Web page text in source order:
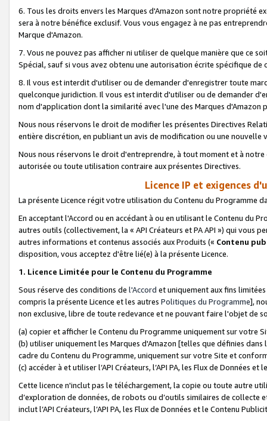
6. Tous les droits envers les Marques d'Amazon sont notre propriété
sera à notre bénéfice exclusif. Vous vous engagez à ne pas
Marque d'Amazon.
7. Vous ne pouvez pas afficher ni utiliser de quelque manière que ce
Spécial, sauf si vous avez obtenu une autorisation écrite spécifique de
8. Il vous est interdit d'utiliser ou de demander d'enregistrer toute
quelconque juridiction. Il vous est interdit d'utiliser ou de demander
nom d'application dont la similarité avec l'une des Marques
Nous nous réservons le droit de modifier les présentes Directives
entière discrétion, en publiant un avis de modification ou une nouvelle
Nous nous réservons le droit d'entreprendre, à tout moment et à
autorisée ou toute utilisation contraire aux présentes Directives.
Licence IP et exigences
La présente Licence régit votre utilisation du Contenu du Programme
En acceptant l'Accord ou en accédant à ou en utilisant le Contenu du
autres outils (collectivement, la « API Créateurs et PA API ») qui vous
autres informations et contenus associés aux Produits (« Contenu
disposition, vous acceptez d'être lié(e) à la présente Licence.
1. Licence Limitée pour le Contenu du Programme
Sous réserve des conditions de l'Accord et uniquement aux fins
compris la présente Licence et les autres Politiques du Programme],
non exclusive, libre de toute redevance et ne pouvant faire l'objet de
(a) copier et afficher le Contenu du Programme uniquement sur votre
(b) utiliser uniquement les Marques d'Amazon [telles que définies dans
cadre du Contenu du Programme, uniquement sur votre Site et
(c) accéder à et utiliser l’API Créateurs, l’API PA, les Flux de Données
Cette licence n'inclut pas le téléchargement, la copie ou toute autre
d’exploration de données, de robots ou d’outils similaires de
inclut l’API Créateurs, l’API PA, les Flux de Données et le Contenu